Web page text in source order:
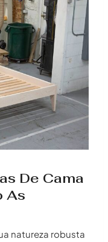
De Cama
As
natureza robusta